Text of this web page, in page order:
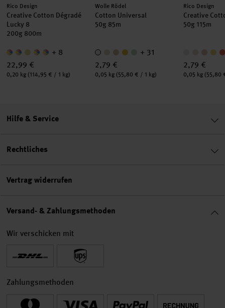
Hersteller:
Rico Design
Creative Cotton Dégradé
Lucky 8
200g 800m
+ 8
22,99 €
Inhalt:
0,20 kg (114,95 € / 1 kg)
Hersteller:
Wolle Rödel
Cotton Universal
50g 85m
+ 31
2,79 €
Inhalt:
0,05 kg (55,80 € / 1 kg)
Hersteller:
Rico Design
Creative
50g 115m
2,79 €
Inhalt:
0,05 kg (55,80
Hilfe & Service
Rechtliches
Vertrag widerrufen
Versand- & Zahlungsmethoden
Wir verschicken mit
Zahlungsmethoden